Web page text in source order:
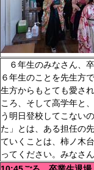
６年生のみなさん、
６年生のことを先生方
生方からもとても愛さ
ころ、そして高学年と
う明日登校してこない
た」とは、ある担任の
ていくことは、柿ノ木
ってください。みなさ